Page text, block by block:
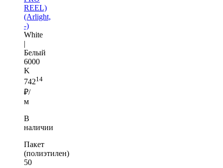
REEL)
(Arlight,
-)
White
|
Белый
6000
K
74214
₽/
м
В
наличии
Пакет
(полиэтилен)
50